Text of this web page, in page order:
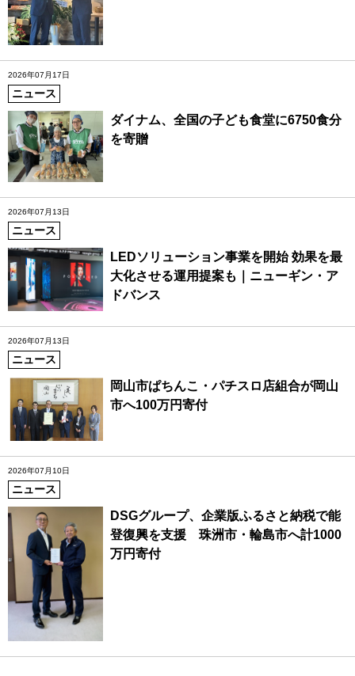
2026年07月17日
ニュース
ダイナム、全国の子ども食堂に6750食分
を寄贈
2026年07月13日
ニュース
LEDソリューション事業を開始 効果を最
大化させる運用提案も｜ニューギン・ア
ドバンス
2026年07月13日
ニュース
岡山市ぱちんこ・パチスロ店組合が岡山
市へ100万円寄付
2026年07月10日
ニュース
DSGグループ、企業版ふるさと納税で能
登復興を支援 珠洲市・輪島市へ計1000
万円寄付